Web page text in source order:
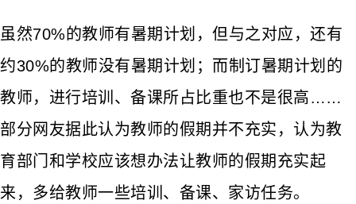
虽然70%的教师有暑期计划，但与之对应，还有
约30%的教师没有暑期计划；而制订暑期计划的
教师，进行培训、备课所占比重也不是很高……
部分网友据此认为教师的假期并不充实，认为教
育部门和学校应该想办法让教师的假期充实起
来，多给教师一些培训、备课、家访任务。